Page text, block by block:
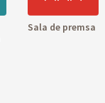
Sala de premsa